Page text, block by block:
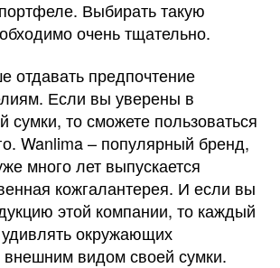
Выбирать такую
очень тщательно.
отдавать предпочтение
Если вы уверены в
сумки, то сможете пользоваться
Wanlima – популярный бренд,
много лет выпускается
кожгалантерея. И если вы
этой компании, то каждый
окружающих
видом своей сумки.